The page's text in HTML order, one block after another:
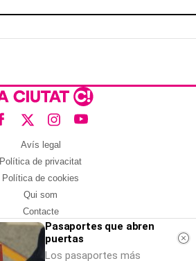
Avís legal
Política de privacitat
Política de cookies
Qui som
Contacte
Xarxes socials
Amb col·laboració de:
Pasaportes que abren
puertas
Los pasaportes más